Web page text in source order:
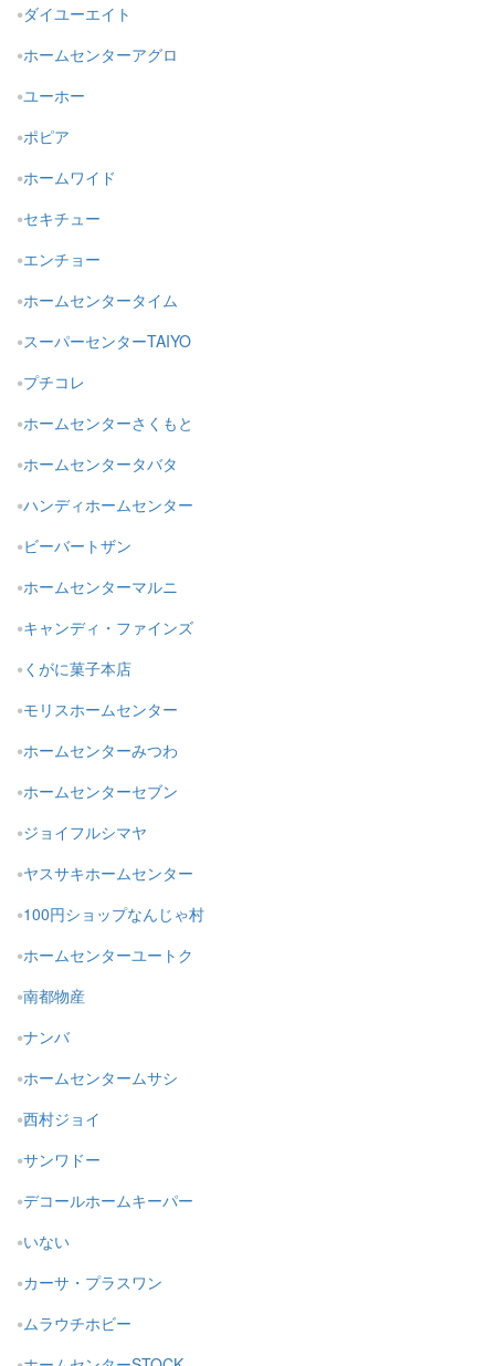
ダイユーエイト
ホームセンターアグロ
ユーホー
ポピア
ホームワイド
セキチュー
エンチョー
ホームセンタータイム
スーパーセンターTAIYO
プチコレ
ホームセンターさくもと
ホームセンタータバタ
ハンディホームセンター
ビーバートザン
ホームセンターマルニ
キャンディ・ファインズ
くがに菓子本店
モリスホームセンター
ホームセンターみつわ
ホームセンターセブン
ジョイフルシマヤ
ヤスサキホームセンター
100円ショップなんじゃ村
ホームセンターユートク
南都物産
ナンバ
ホームセンタームサシ
西村ジョイ
サンワドー
デコールホームキーパー
いない
カーサ・プラスワン
ムラウチホビー